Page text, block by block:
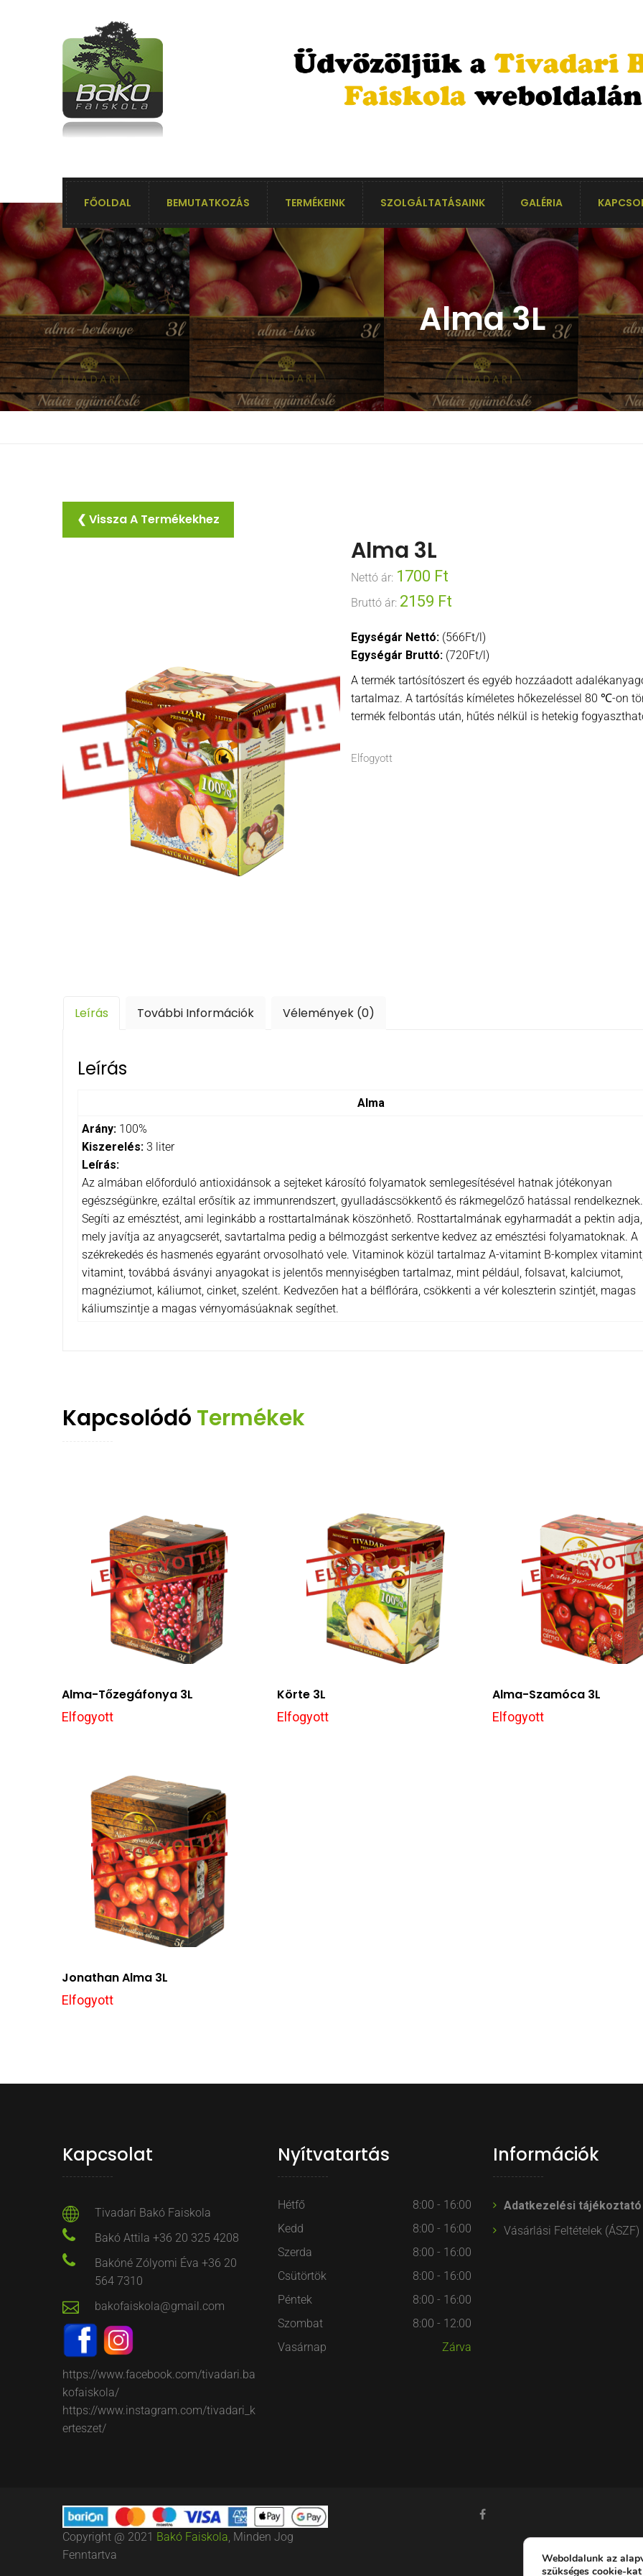
FŐOLDAL BEMUTATKOZÁS TERMÉKEINK SZOLGÁLTATÁSAINK GALÉRIA
Alma 3L
❮ Vissza A Termékekhez
Alma 3L
Nettó ár: 1700 Ft
Bruttó ár: 2159 Ft
Egységár Nettó:(566Ft/l)
Egységár Bruttó:(720Ft/l)
A termék tartósítószert és egyéb hozzáadott
tartalmaz. A tartósítás kíméletes hőkezeléssel 80 ℃-on
termék felbontás után, hűtés nélkül is hetekig
Elfogyott
Leírás További Információk Vélemények (0)
Leírás
Alma
Arány: 100%
Kiszerelés: 3 liter
Leírás:
Az almában előforduló antioxidánsok a sejteket károsító folyamatok semlegesítésével hatnak jótékonyan
egészségünkre, ezáltal erősítik az immunrendszert, gyulladáscsökkentő és rákmegelőző hatással rendelkeznek.
Segíti az emésztést, ami leginkább a rosttartalmának köszönhető. Rosttartalmának egyharmadát a pektin adja,
mely javítja az anyagcserét, savtartalma pedig a bélmozgást serkentve kedvez az emésztési folyamatoknak. A
székrekedés és hasmenés egyaránt orvosolható vele. Vitaminok közül tartalmaz A-vitamint B-komplex
vitamint, továbbá ásványi anyagokat is jelentős mennyiségben tartalmaz, mint például, folsavat, kalciumot,
magnéziumot, káliumot, cinket, szelént. Kedvezően hat a bélflórára, csökkenti a vér koleszterin szintjét, magas
káliumszintje a magas vérnyomásúaknak segíthet.
Kapcsolódó Termékek
Alma-Tőzegáfonya 3L
Elfogyott
Körte 3L
Elfogyott
Alma-Szamóca 3L
Elfogyott
Jonathan Alma 3L
Elfogyott
Kapcsolat
Tivadari Bakó Faiskola
Bakó Attila +36 20 325 4208
Bakóné Zólyomi Éva +36 20
564 7310
bakofaiskola@gmail.com
https://www.facebook.com/tivadari.ba
kofaiskola/
https://www.instagram.com/tivadari_k
erteszet/
Nyítvatartás
Hétfő
8:00 - 16:00
Kedd
8:00 - 16:00
Szerda
8:00 - 16:00
Csütörtök
8:00 - 16:00
Péntek
8:00 - 16:00
Szombat
8:00 - 12:00
Vasárnap
Zárva
Információk
Adatkezelési tájékoztató
Vásárlási Feltételek (ÁSZF)
Copyright @ 2021 Bakó Faiskola , Minden Jog
Fenntartva
Weboldalunk az
szükséges cookie-